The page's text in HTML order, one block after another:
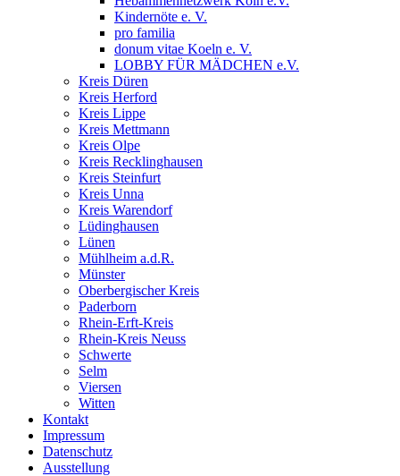
Kindernöte e. V.
pro familia
donum vitae Koeln e. V.
LOBBY FÜR MÄDCHEN e.V.
Kreis Düren
Kreis Herford
Kreis Lippe
Kreis Mettmann
Kreis Olpe
Kreis Recklinghausen
Kreis Steinfurt
Kreis Unna
Kreis Warendorf
Lüdinghausen
Lünen
Mühlheim a.d.R.
Münster
Oberbergischer Kreis
Paderborn
Rhein-Erft-Kreis
Rhein-Kreis Neuss
Schwerte
Selm
Viersen
Witten
Kontakt
Impressum
Datenschutz
Ausstellung